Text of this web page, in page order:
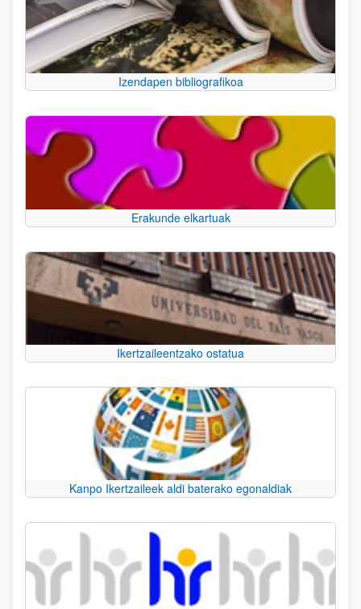
Izendapen bibliografikoa
Erakunde elkartuak
Ikertzaileentzako ostatua
Kanpo Ikertzaileek aldi baterako egonaldiak